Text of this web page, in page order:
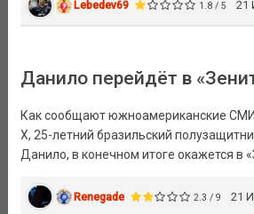
Lebedev69 1.8 / 5 21
Данило перейдёт в
Как сообщают южноамериканские СМИ
Х, 25-летний бразильский
Данило, в конечном итоге окажется в
Renegade 2.3 / 9 21